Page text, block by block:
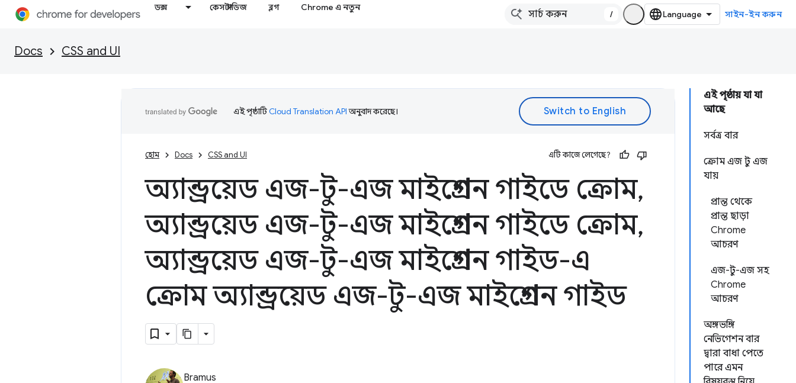
ডক্স কেস স্টাডিজ ব্লগ Chrome এ নতুন
/ সাইন-ইন করুন
Docs CSS and UI
এই পৃষ্ঠায় যা যা
আছে
সর্বত্র বার
ক্রোম এজ টু এজ
যায়
প্রান্ত থেকে
প্রান্ত ছাড়া
Chrome
আচরণ
এজ-টু-এজ সহ
Chrome
আচরণ
অঙ্গভঙ্গি
নেভিগেশন বার
দ্বারা বাধা পেতে
পারে এমন
এই পৃষ্ঠাটিCloud Translation APIঅনুবাদ করেছে।
হোম Docs CSS and UI এটি কাজে লেগেছে?
অ্যান্ড্রয়েড এজ-টু-এজ মাইগ্রেশন গাইডে ক্রোম,
অ্যান্ড্রয়েড এজ-টু-এজ মাইগ্রেশন গাইডে ক্রোম,
অ্যান্ড্রয়েড এজ-টু-এজ মাইগ্রেশন গাইড-এ
ক্রোম অ্যান্ড্রয়েড এজ-টু-এজ মাইগ্রেশন গাইড
Bramus